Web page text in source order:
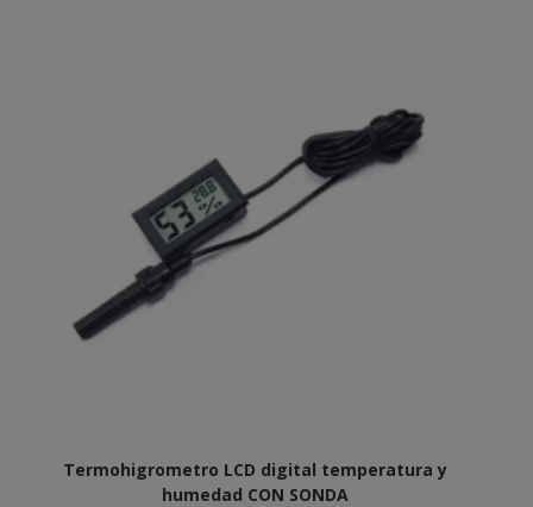
Termohigrometro LCD digital temperatura y
humedad CON SONDA